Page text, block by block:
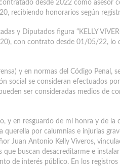
desde 2022 como asesor
recibiendo honorarios según
y Diputados figura “KELLY
con contrato desde 01/05/22, lo
y en normas del Código Penal,
social se consideran efectuados
ser consideradas medios de
y en resguardo de mi honra y de la
por calumnias e injurias
Juan Antonio Kelly Viveros,
que buscan desacreditarme e
de interés público. En los